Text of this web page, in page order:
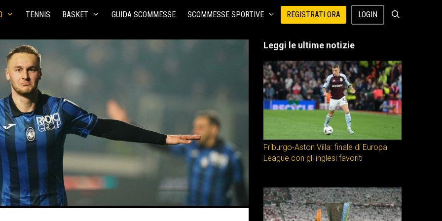
TENNIS BASKET GUIDA SCOMMESSE SCOMMESSE SPORTIVE REGISTRATI ORA LOGIN
Leggi le ultime notizie
Friburgo-Aston Villa: finale di Europa
League con gli inglesi favoriti